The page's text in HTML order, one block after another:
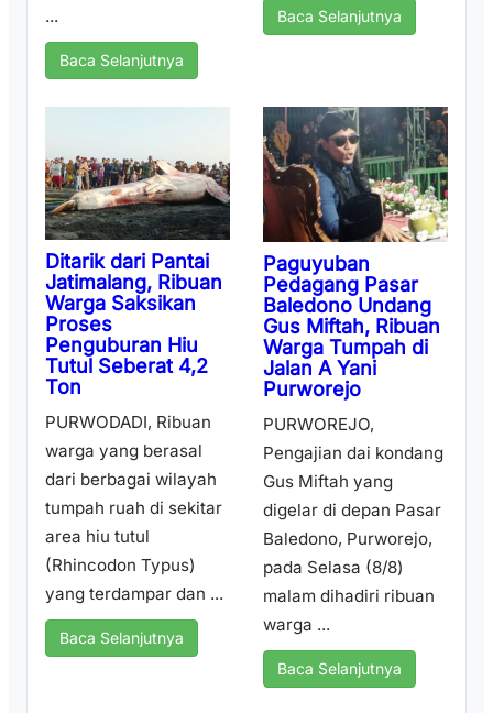
...
Baca Selanjutnya
Baca Selanjutnya
Ditarik dari Pantai
Jatimalang, Ribuan
Warga Saksikan
Proses
Penguburan Hiu
Tutul Seberat 4,2
Ton
PURWODADI, Ribuan
warga yang berasal
dari berbagai wilayah
tumpah ruah di sekitar
area hiu tutul
(Rhincodon Typus)
yang terdampar dan ...
Baca Selanjutnya
Paguyuban
Pedagang Pasar
Baledono Undang
Gus Miftah, Ribuan
Warga Tumpah di
Jalan A Yani
Purworejo
PURWOREJO,
Pengajian dai kondang
Gus Miftah yang
digelar di depan Pasar
Baledono, Purworejo,
pada Selasa (8/8)
malam dihadiri ribuan
warga ...
Baca Selanjutnya